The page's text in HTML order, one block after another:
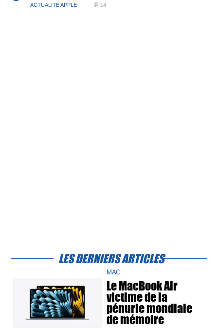
ACTUALITÉ APPLE 💬 14
LES DERNIERS ARTICLES
MAC
Le MacBook Air
victime de la
pénurie mondiale
de mémoire